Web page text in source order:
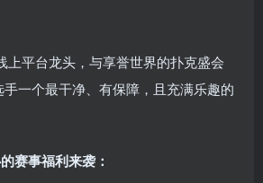
上平台龙头，与享誉世界的扑克盛会
一个最干净、有保障，且充满乐趣的
赛事福利来袭：